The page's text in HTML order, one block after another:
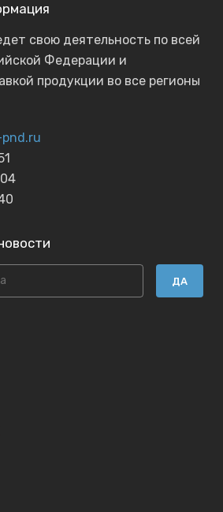
свою деятельность по всей
Федерации и
продукции во все регионы
ДА